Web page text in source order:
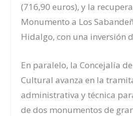
(716,90 euros), y la
Monumento a Los
Hidalgo, con una inversión
En paralelo, la Concejalía
Cultural avanza en la
administrativa y técnica
de dos monumentos de